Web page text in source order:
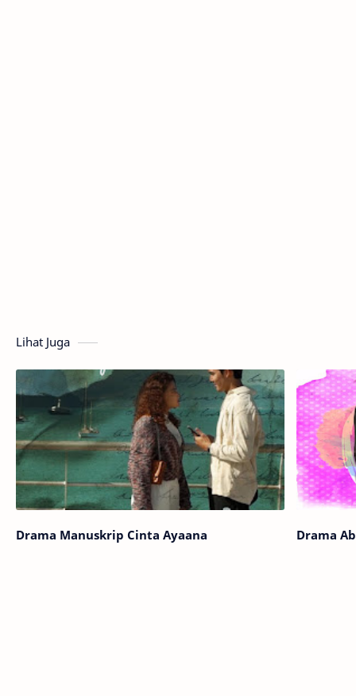
Lihat Juga
Drama Manuskrip Cinta Ayaana Drama